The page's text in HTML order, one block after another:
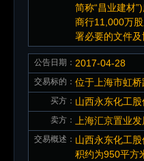
简称“昌业建材
商行11,000万
署必要的文件及
公告日期： 2017-04-28
交易标的： 位于上海市虹
买方： 山西永东化工股
卖方： 上海汇京置业发
交易概述： 山西永东化工
积约为950平方